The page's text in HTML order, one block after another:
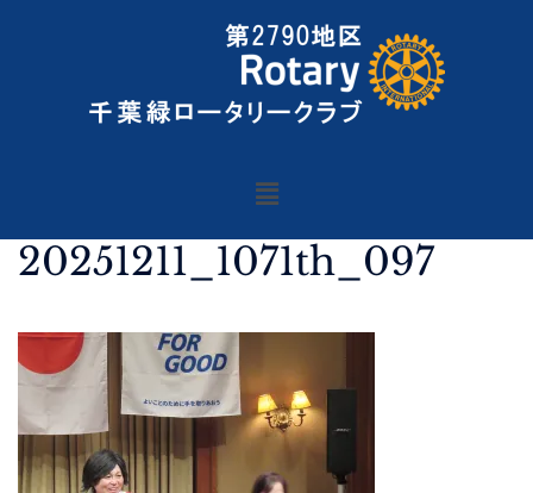
20251211_1071th_097